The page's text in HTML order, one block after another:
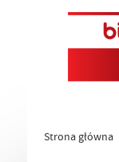
Strona główna